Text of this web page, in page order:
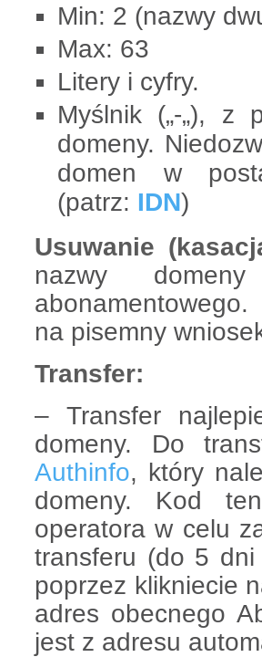
Min: 2 (nazwy
Max: 63
Litery i cyfry.
Myślnik („-„), z
domeny.
domen w
(patrz: IDN)
Usuwanie
nazwy
na pisemny
Transfer:
– Transfer
domeny. Do
Authinfo, który
domeny. Kod
operatora w celu
transferu (do 5
poprzez klikniecie
adres obecnego
jest z adresu